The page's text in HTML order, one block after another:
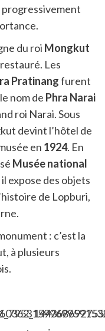
progressivement
du roi Mongkut
Les
Pratinangfurent
nom de Phra Narai
roi Narai. Sous
devint l’hôtel de
en 1924. En
Musée national
expose des objets
de Lopburi,
: c’est la
à plusieurs